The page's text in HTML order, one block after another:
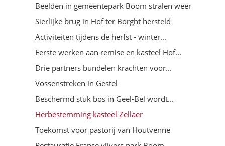
Beelden in gemeentepark Boom stralen weer
Sierlijke brug in Hof ter Borght hersteld
Activiteiten tijdens de herfst - winter...
Eerste werken aan remise en kasteel Hof...
Drie partners bundelen krachten voor...
Vossenstreken in Gestel
Beschermd stuk bos in Geel-Bel wordt...
Herbestemming kasteel Zellaer
Toekomst voor pastorij van Houtvenne